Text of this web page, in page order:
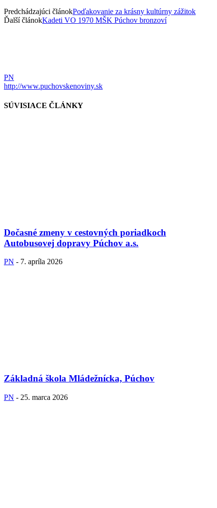
Predchádzajúci článokPoďakovanie za krásny kultúrny zážitok
Ďalší článokKadeti VO 1970 MŠK Púchov bronzoví
PN
http://www.puchovskenoviny.sk
SÚVISIACE ČLÁNKY
Dočasné zmeny v cestovných poriadkoch
Autobusovej dopravy Púchov a.s.
PN - 7. apríla 2026
Základná škola Mládežnícka, Púchov
PN - 25. marca 2026